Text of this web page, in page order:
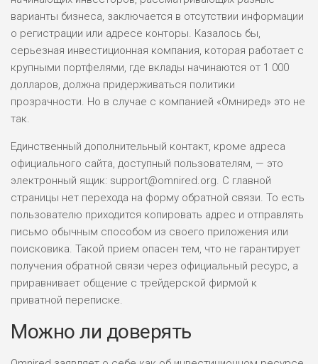
варианты бизнеса, заключается в отсутствии информации
о регистрации или адресе конторы. Казалось бы,
серьезная инвестиционная компания, которая работает с
крупными портфелями, где вклады начинаются от 1 000
долларов, должна придерживаться политики
прозрачности. Но в случае с компанией «Омниред» это не
так.
Единственный дополнительный контакт, кроме адреса
официального сайта, доступный пользователям, — это
электронный ящик: support@omnired.org. С главной
страницы нет перехода на форму обратной связи. То есть
пользователю приходится копировать адрес и отправлять
письмо обычным способом из своего приложения или
поисковика. Такой прием опасен тем, что не гарантирует
получения обратной связи через официальный ресурс, а
приравнивает общение с трейдерской фирмой к
приватной переписке.
Можно ли доверять